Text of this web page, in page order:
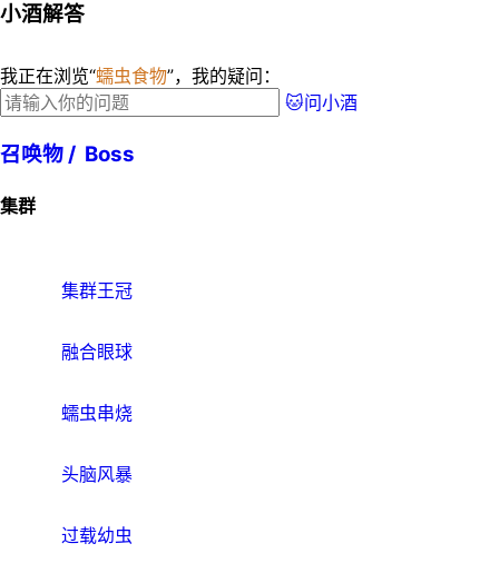
小酒解答
我正在浏览“蠕虫食物”，我的疑问：
🐱问小酒
召唤物 / Boss
集群
集群王冠
融合眼球
蠕虫串烧
头脑风暴
过载幼虫